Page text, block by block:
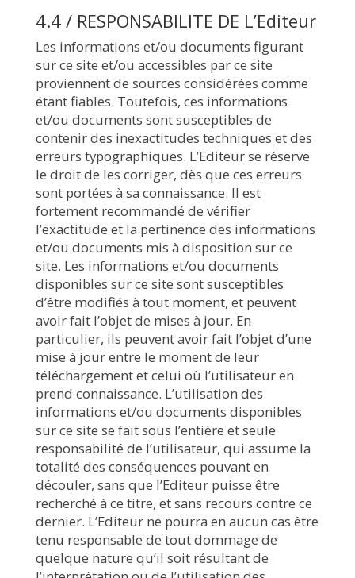
4.4 / RESPONSABILITE DE L’Editeur
Les informations et/ou documents figurant
sur ce site et/ou accessibles par ce site
proviennent de sources considérées comme
étant fiables. Toutefois, ces informations
et/ou documents sont susceptibles de
contenir des inexactitudes techniques et des
erreurs typographiques. L’Editeur se réserve
le droit de les corriger, dès que ces erreurs
sont portées à sa connaissance. Il est
fortement recommandé de vérifier
l’exactitude et la pertinence des informations
et/ou documents mis à disposition sur ce
site. Les informations et/ou documents
disponibles sur ce site sont susceptibles
d’être modifiés à tout moment, et peuvent
avoir fait l’objet de mises à jour. En
particulier, ils peuvent avoir fait l’objet d’une
mise à jour entre le moment de leur
téléchargement et celui où l’utilisateur en
prend connaissance. L’utilisation des
informations et/ou documents disponibles
sur ce site se fait sous l’entière et seule
responsabilité de l’utilisateur, qui assume la
totalité des conséquences pouvant en
découler, sans que l’Editeur puisse être
recherché à ce titre, et sans recours contre ce
dernier. L’Editeur ne pourra en aucun cas être
tenu responsable de tout dommage de
quelque nature qu’il soit résultant de